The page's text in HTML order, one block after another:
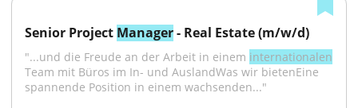
Senior Project Manager - Real Estate (m/w/d)
"...und die Freude an der Arbeit in einem internationalen
Team mit Büros im In- und AuslandWas wir bietenEine
spannende Position in einem wachsenden..."